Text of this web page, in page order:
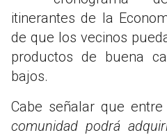
itinerantes de la
de que los vecinos
productos de buena
bajos.
Cabe señalar que
comunidad podrá